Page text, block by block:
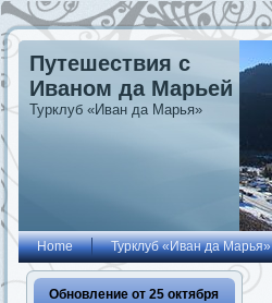
Путешествия с
Иваном да Марьей
Турклуб «Иван да Марья»
Home Турклуб «Иван да Марья»
Обновление от 25 октября